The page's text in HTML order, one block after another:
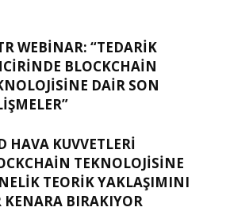
WEBINAR: “TEDARIK
BLOCKCHAIN
DAIR SON
HAVA KUVVETLERI
TEKNOLOJISINE
TEORIK YAKLAŞIMINI
KENARA BIRAKIYOR